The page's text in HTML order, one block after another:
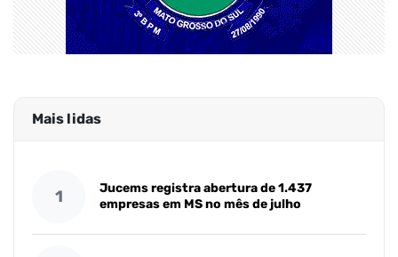
Mais lidas
1
Jucems registra abertura de 1.437
empresas em MS no mês de julho